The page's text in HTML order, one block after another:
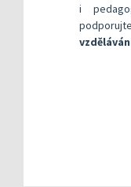
i